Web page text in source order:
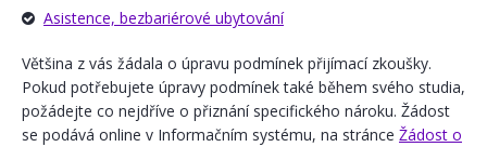
Asistence, bezbariérové ubytování
Většina z vás žádala o úpravu podmínek přijímací zkoušky.
Pokud potřebujete úpravy podmínek také během svého studia,
požádejte co nejdříve o přiznání specifického nároku. Žádost
se podává online v Informačním systému, na stránce Žádost o